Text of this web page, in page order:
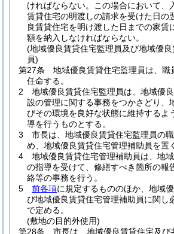
ければならない。
この場合において、
賃貸住宅の明渡しの請求を受けた日の
良賃貸住宅を明け渡した日までの家賃
額を納入しなければならない。
(地域優良賃貸住宅監理員及び地域優
員)
第27条
地域優良賃貸住宅監理員は、職
任命する。
2
地域優良賃貸住宅監理員は、地域優
設の管理に関する事務をつかさどり、
びその環境を良好な状態に維持するよ
導を行うものとする。
3
市長は、地域優良賃貸住宅監理員の
め、地域優良賃貸住宅管理補助員を置
4
地域優良賃貸住宅管理補助員は、地
の指導を受けて、修繕すべき箇所の報
絡等の事務を行う。
5
前各項に規定するもののほか、地域
び地域優良賃貸住宅管理補助員に関し
で定める。
(敷地の目的外使用)
第28条
市長は、地域優良賃貸住宅及び